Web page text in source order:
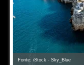
Fonte: iStock - Sky_Blue